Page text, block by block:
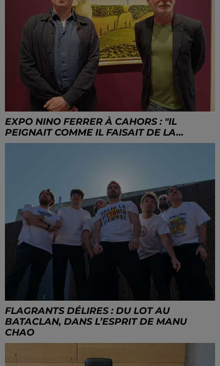
EXPO NINO FERRER À CAHORS : "IL
PEIGNAIT COMME IL FAISAIT DE LA...
FLAGRANTS DÉLIRES : DU LOT AU
BATACLAN, DANS L’ESPRIT DE MANU
CHAO